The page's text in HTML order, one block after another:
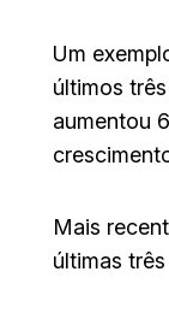
Um
últimos
aumentou
Mais
últimas